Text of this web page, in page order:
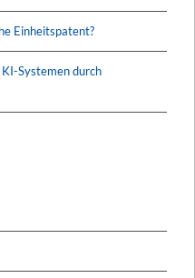
Einheitspatent?
Systemen durch